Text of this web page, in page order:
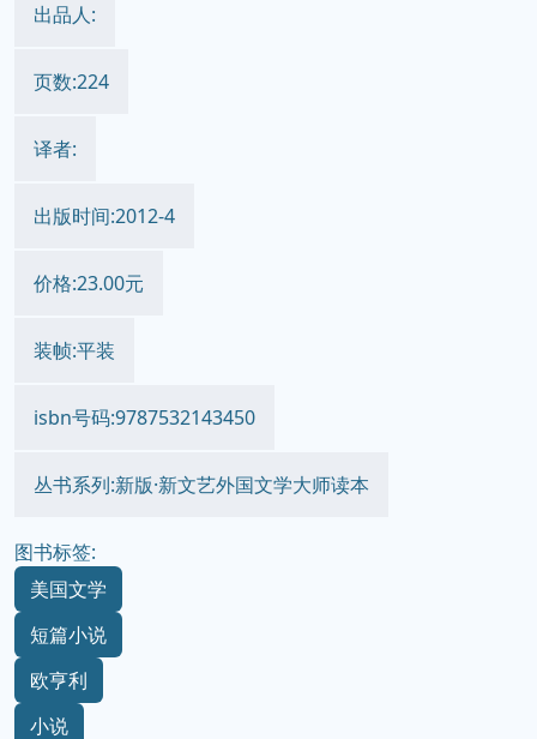
出品人:
页数:224
译者:
出版时间:2012-4
价格:23.00元
装帧:平装
isbn号码:9787532143450
丛书系列:新版·新文艺外国文学大师读本
图书标签:
美国文学
短篇小说
欧亨利
小说